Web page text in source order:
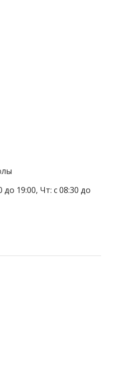
до 19:00, Чт: с 08:30 до